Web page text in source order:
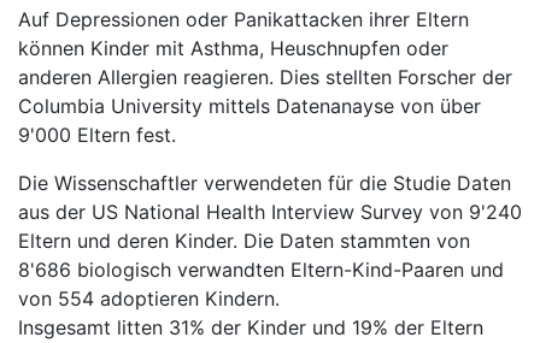
Ratgeber
Rubriken
Auf Depressionen oder Panikattacken ihrer Eltern
können Kinder mit Asthma, Heuschnupfen oder
anderen Allergien reagieren. Dies stellten Forscher der
Columbia University mittels Datenanayse von über
9'000 Eltern fest.
Die Wissenschaftler verwendeten für die Studie Daten
aus der US National Health Interview Survey von 9'240
Eltern und deren Kinder. Die Daten stammten von
8'686 biologisch verwandten Eltern-Kind-Paaren und
von 554 adoptieren Kindern.
Insgesamt litten 31% der Kinder und 19% der Eltern